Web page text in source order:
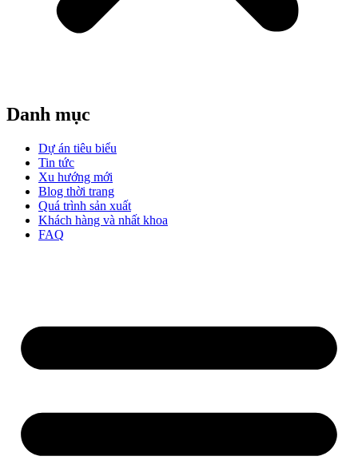
Danh mục
Dự án tiêu biểu
Tin tức
Xu hướng mới
Blog thời trang
Quá trình sản xuất
Khách hàng và nhất khoa
FAQ